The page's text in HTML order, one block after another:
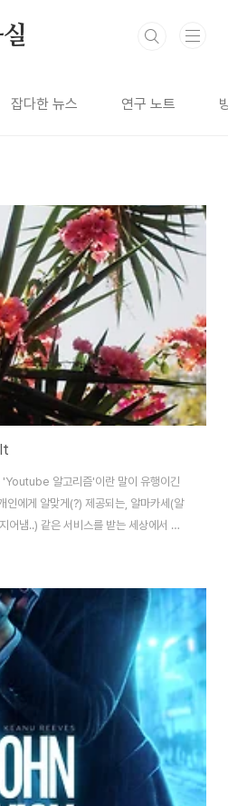
잡다한 뉴스 연구 노트
알고리즘'이란 말이 유행이긴
인에게 알맞게(?) 제공되는, 알마카세(알
어냄..) 같은 서비스를 받는 세상에서 살
에 떠서 누르고 몇초 안돼서 빠진 노래
는 음악이였다. 마치 여름 햇살이지만 너
이 주는 따뜻한 리듬이랄까? 봄과는 다
는 노래라고 생각들 수 있겠지만 전반적
금은 따사로운 따뜻함으로 느껴진다.(그